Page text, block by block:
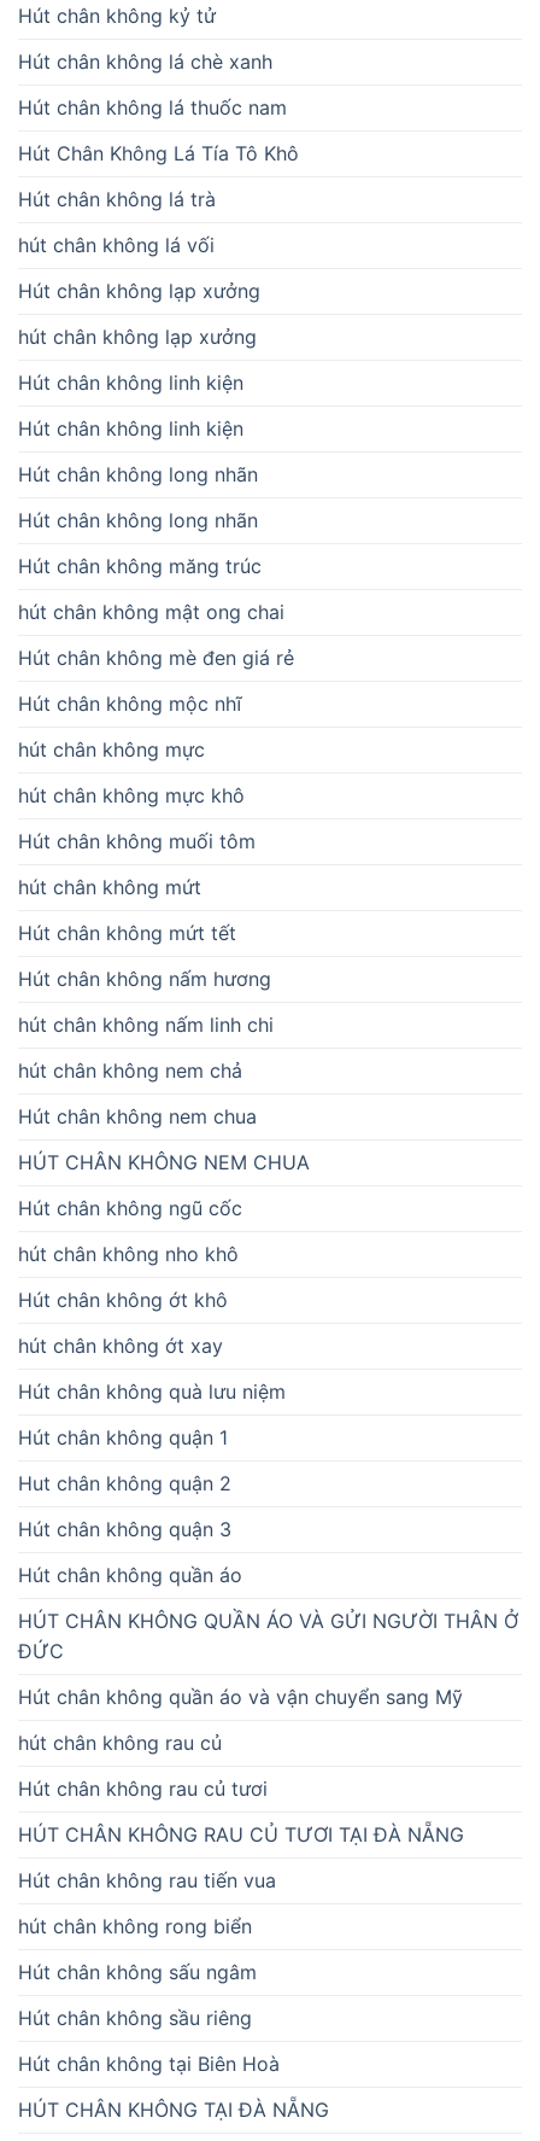
Hút chân không kỷ tử
Hút chân không lá chè xanh
Hút chân không lá thuốc nam
Hút Chân Không Lá Tía Tô Khô
Hút chân không lá trà
hút chân không lá vối
Hút chân không lạp xưởng
hút chân không lạp xưởng
Hút chân không linh kiện
Hút chân không linh kiện
Hút chân không long nhãn
Hút chân không long nhãn
Hút chân không măng trúc
hút chân không mật ong chai
Hút chân không mè đen giá rẻ
Hút chân không mộc nhĩ
hút chân không mực
hút chân không mực khô
Hút chân không muối tôm
hút chân không mứt
Hút chân không mứt tết
Hút chân không nấm hương
hút chân không nấm linh chi
hút chân không nem chả
Hút chân không nem chua
HÚT CHÂN KHÔNG NEM CHUA
Hút chân không ngũ cốc
hút chân không nho khô
Hút chân không ớt khô
hút chân không ớt xay
Hút chân không quà lưu niệm
Hút chân không quận 1
Hut chân không quận 2
Hút chân không quận 3
Hút chân không quần áo
HÚT CHÂN KHÔNG QUẦN ÁO VÀ GỬI NGƯỜI THÂN Ở
ĐỨC
Hút chân không quần áo và vận chuyển sang Mỹ
hút chân không rau củ
Hút chân không rau củ tươi
HÚT CHÂN KHÔNG RAU CỦ TƯƠI TẠI ĐÀ NẴNG
Hút chân không rau tiến vua
hút chân không rong biển
Hút chân không sấu ngâm
Hút chân không sầu riêng
Hút chân không tại Biên Hoà
HÚT CHÂN KHÔNG TẠI ĐÀ NẴNG